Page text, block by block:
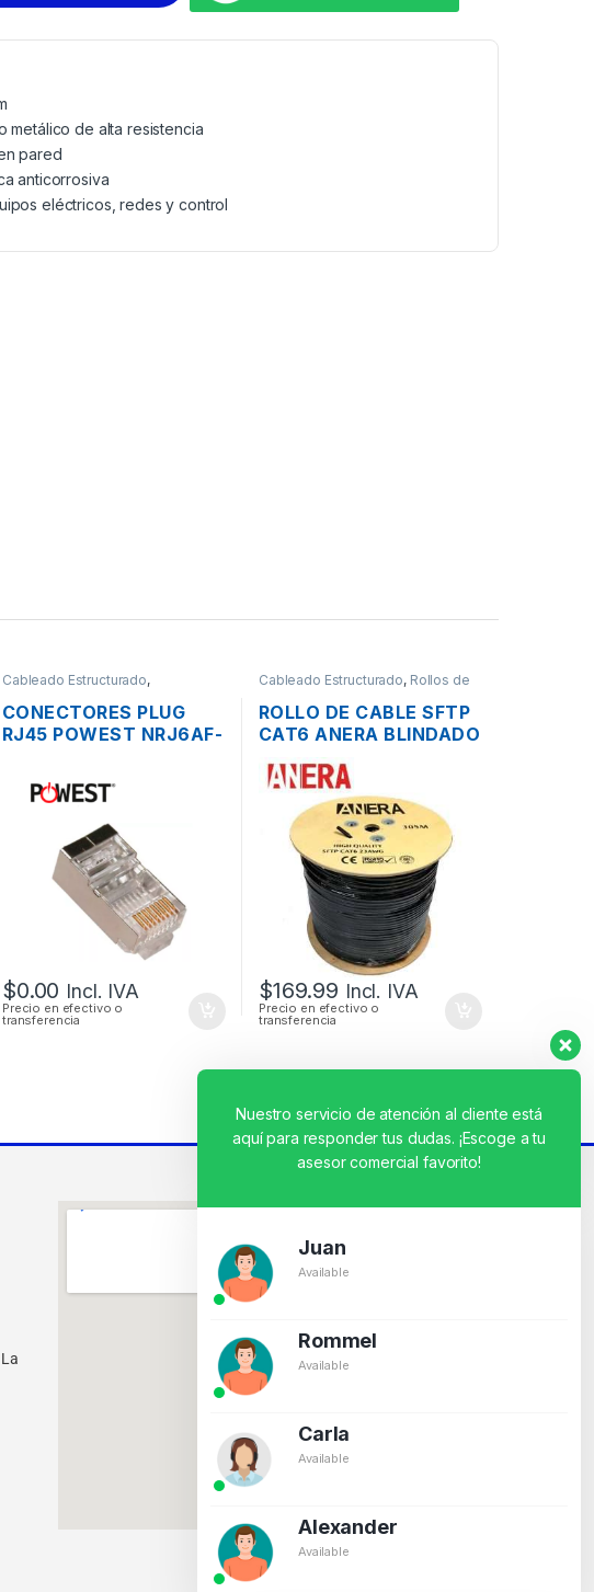
metálico de alta resistencia
pared
anticorrosiva
eléctricos, redes y control
Cableado Estructurado,
CONECTORES PLUG
RJ45 POWEST NRJ6AF-
CAT6A
$0.00 Incl. IVA
Precio en efectivo o
transferencia
Cableado Estructurado, Rollos de
ROLLO DE CABLE SFTP
CAT6 ANERA BLINDADO
$169.99 Incl. IVA
Precio en efectivo o
transferencia
Nuestro servicio de atención al cliente está
aquí para responder tus dudas. ¡Escoge a tu
asesor comercial favorito!
Juan
Available
Rommel
Available
Carla
Available
Alexander
Available